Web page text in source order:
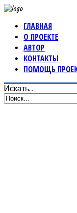
ГЛАВНАЯ
О ПРОЕКТЕ
АВТОР
КОНТАКТЫ
ПОМОЩЬ
Искать...